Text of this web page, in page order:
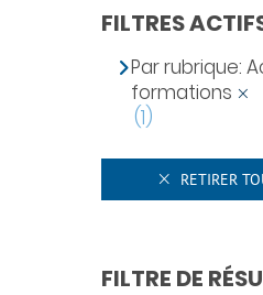
FILTRES
Par rubrique:
formations
(1)
RETIRER
FILTRE DE